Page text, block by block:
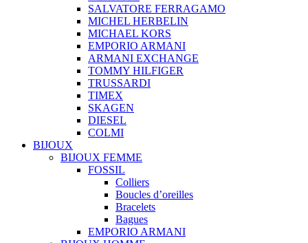
SALVATORE FERRAGAMO
MICHEL HERBELIN
MICHAEL KORS
EMPORIO ARMANI
ARMANI EXCHANGE
TOMMY HILFIGER
TRUSSARDI
TIMEX
SKAGEN
DIESEL
COLMI
BIJOUX
BIJOUX FEMME
FOSSIL
Colliers
Boucles d’oreilles
Bracelets
Bagues
EMPORIO ARMANI